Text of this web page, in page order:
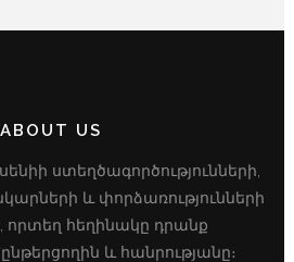
ABOUT US
ստեղծագործությունների,
և փորձառությունների
որտեղ հեղինակը դրանք
և հանրությանը։